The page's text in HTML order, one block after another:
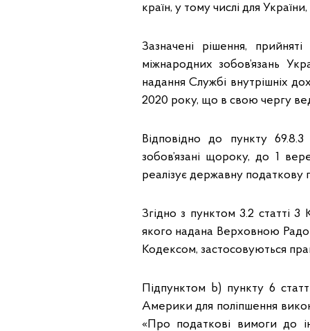
країн, у тому числі для
Зазначені рішення,
міжнародних зобов’язань
надання Службі внутрішніх
2020 року, що в свою чергу
Відповідно до пункту
зобов’язані щороку, до 1
реалізує державну податкову
Згідно з пунктом 3.2 статті
якого надана Верховною
Кодексом, застосовуються
Підпунктом b) пункту 6
Америки для поліпшення
«Про податкові вимоги до